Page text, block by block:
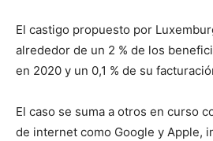
El castigo propuesto por
alrededor de un 2 % de los
en 2020 y un 0,1 % de su
El caso se suma a otros en curso
de internet como Google y Apple,